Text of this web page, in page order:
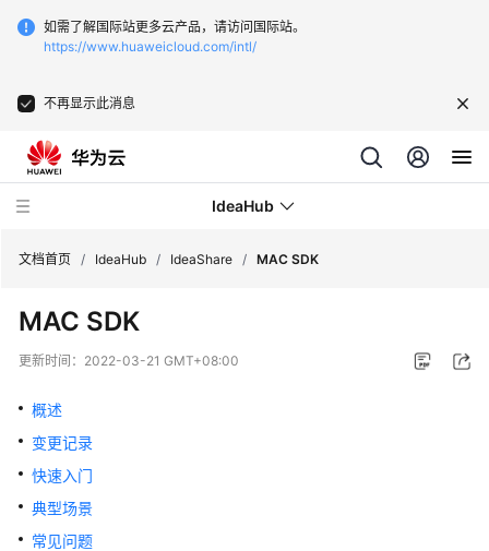
如需了解国际站更多云产品，请访问国际站。
https://www.huaweicloud.com/intl/
不再显示此消息
IdeaHub
产
品
绍
API
参
考
文档首页 / IdeaHub / IdeaShare / MAC SDK
MAC SDK
更新时间： 2022-03-21 GMT+08:00
概述
变更记录
快速入门
典型场景
常见问题